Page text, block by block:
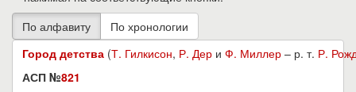
Город детства (Т. Гилкисон, Р. Дер и Ф. Миллер – р. т. Р.
АСП №821